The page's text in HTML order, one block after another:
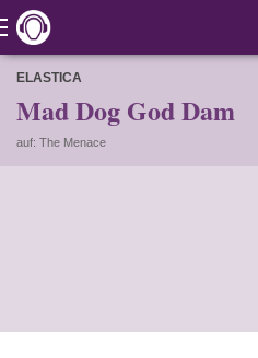
ELASTICA
Mad Dog God Dam
auf: The Menace